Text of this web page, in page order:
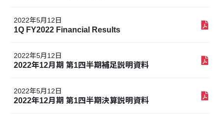
2022年5月12日
1Q FY2022 Financial Results
2022年5月12日
2022年12月期 第1四半期補足説明資料
2022年5月12日
2022年12月期 第1四半期決算説明資料